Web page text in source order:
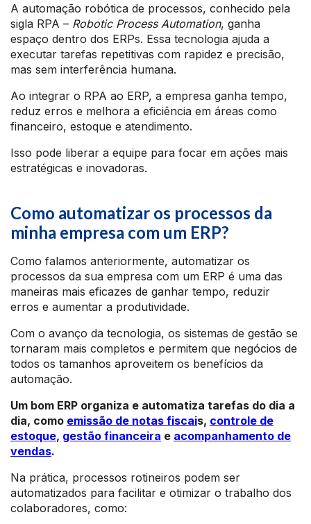
A automação robótica de processos, conhecido pela
sigla RPA – Robotic Process Automation, ganha
espaço dentro dos ERPs. Essa tecnologia ajuda a
executar tarefas repetitivas com rapidez e precisão,
mas sem interferência humana.
Ao integrar o RPA ao ERP, a empresa ganha tempo,
reduz erros e melhora a eficiência em áreas como
financeiro, estoque e atendimento.
Isso pode liberar a equipe para focar em ações mais
estratégicas e inovadoras.
Como automatizar os processos da
minha empresa com um ERP?
Como falamos anteriormente, automatizar os
processos da sua empresa com um ERP é uma das
maneiras mais eficazes de ganhar tempo, reduzir
erros e aumentar a produtividade.
Com o avanço da tecnologia, os sistemas de gestão se
tornaram mais completos e permitem que negócios de
todos os tamanhos aproveitem os benefícios da
automação.
Um bom ERP organiza e automatiza tarefas do dia a
dia, como emissão de notas fiscais, controle de
estoque, gestão financeira e acompanhamento de
vendas.
Na prática, processos rotineiros podem ser
automatizados para facilitar e otimizar o trabalho dos
colaboradores, como: